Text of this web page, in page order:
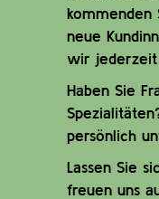
kommenden
neue
wir jederzeit
Haben Sie
persönlich
Lassen Sie
freuen uns